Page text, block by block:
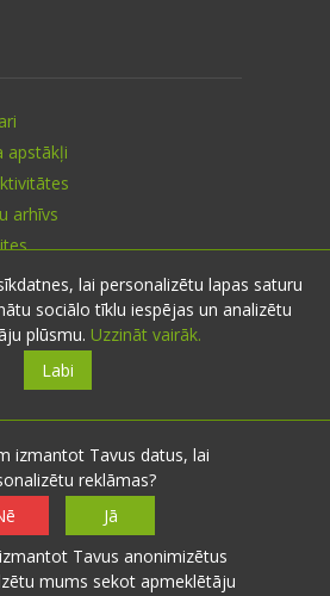
apstākļi
arhīvs
nosūti ziņu
lai personalizētu lapas saturu
sociālo tīklu iespējas un analizētu
plūsmu. Uzzināt vairāk.
Labi
izmantot Tavus datus, lai
reklāmas?
Jā
Tavus anonimizētus
mums sekot apmeklētāju